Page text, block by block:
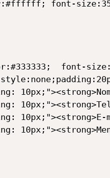
font-
background:#fbfbfb; text-align: center;">